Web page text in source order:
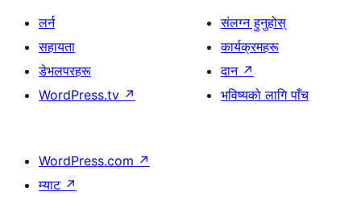
लर्न
सहायता
डेभलपरहरू
WordPress.tv ↗
संलग्न हुनुहोस्
कार्यक्रमहरू
दान ↗
भविष्यको लागि पाँच
WordPress.com ↗
म्याट ↗